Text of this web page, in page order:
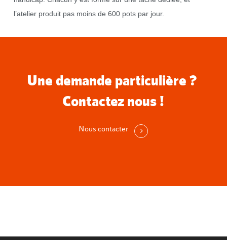
l’atelier produit pas moins de 600 pots par jour.
Une demande particulière ?
Contactez nous !
Nous contacter